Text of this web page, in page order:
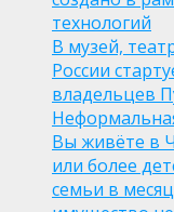
технологий
В музей,
России
владельцев
Вы живёте в
или более
семьи в